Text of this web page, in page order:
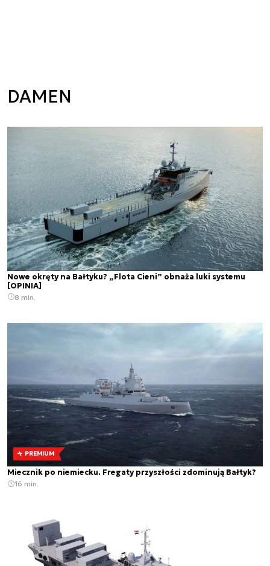
DAMEN
Nowe okręty na Bałtyku? „Flota Cieni” obnaża luki systemu
[OPINIA]
8 min.
PREMIUM
Miecznik po niemiecku. Fregaty przyszłości zdominują Bałtyk?
16 min.